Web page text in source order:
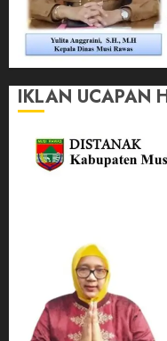
IKLAN UCAPAN